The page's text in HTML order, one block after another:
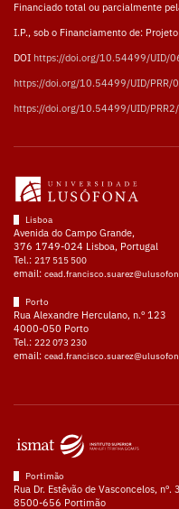
Financiado total ou parcialmente
I.P., sob o Financiamento de:
DOI https://doi.org/10.54499/UID/
https://doi.org/10.54499/UID/
https://doi.org/10.54499/UID/
Lisboa
Avenida do Campo Grande,
376 1749-024 Lisboa, Portugal
Tel.: 217 515 500
email:
Porto
Rua Alexandre Herculano, n.º 123
4000-050 Porto
Tel.: 222 073 230
email:
Portimão
Rua Dr. Estêvão de Vasconcelos, nº.
8500-656 Portimão